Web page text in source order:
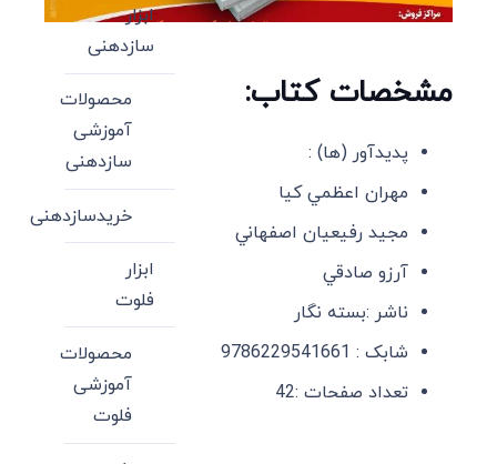
مشخصات کتاب:
پدیدآور (ها) :
مهران اعظمي كيا
م‍ج‍ي‍د رف‍ي‍ع‍ي‍ان اص‍ف‍ه‍ان‍ي
آرزو صادقي
ناشر :بسته نگار
شابک : 9786229541661
تعداد صفحات :42
ابزار
سازدهنی
محصولات
آموزشی
سازدهنی
خریدسازدهنی
ابزار
فلوت
محصولات
آموزشی
فلوت